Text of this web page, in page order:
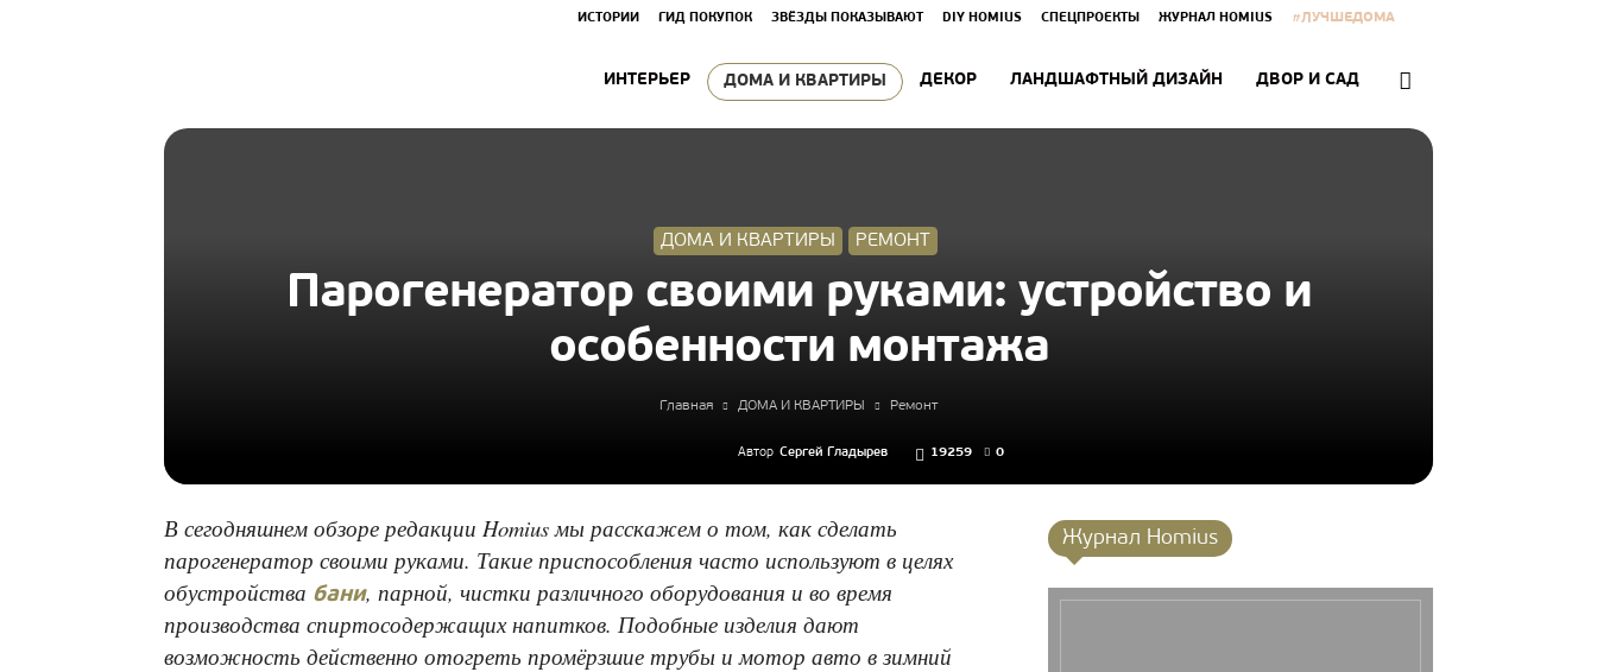
ИСТОРИИ ГИД ПОКУПОК ЗВЁЗДЫ ПОКАЗЫВАЮТ DIY HOMIUS СПЕЦПРОЕКТЫ ЖУРНАЛ HOMIUS #ЛУЧШЕДОМА
ИНТЕРЬЕР ДОМА И КВАРТИРЫ ДЕКОР ЛАНДШАФТНЫЙ ДИЗАЙН ДВОР И САД
ДОМА И КВАРТИРЫ РЕМОНТ
Парогенератор своими руками: устройство и
особенности монтажа
Главная ДОМА И КВАРТИРЫ Ремонт
Автор Сергей Гладырев 19259 0
В сегодняшнем обзоре редакции Homius мы расскажем о том, как сделать
парогенератор своими руками. Такие приспособления часто используют в целях
обустройства бани, парной, чистки различного оборудования и во время
производства спиртосодержащих напитков. Подобные изделия дают
возможность действенно отогреть промёрзшие трубы и мотор авто в зимний
Журнал Homius